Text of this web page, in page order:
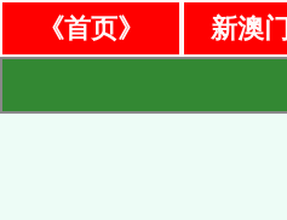
《首页》 新澳门